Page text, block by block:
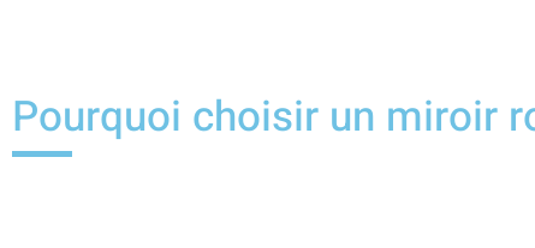
Pourquoi choisir un miroir